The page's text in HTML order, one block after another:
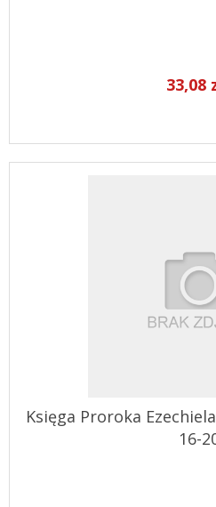
33,08
Księga Proroka
16-